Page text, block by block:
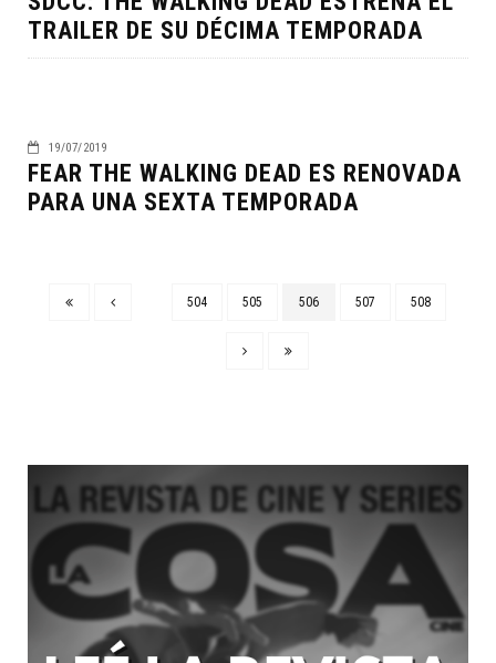
TRAILER DE SU DÉCIMA TEMPORADA
19/07/2019
FEAR THE WALKING DEAD ES RENOVADA
PARA UNA SEXTA TEMPORADA
504 505 506 507 508